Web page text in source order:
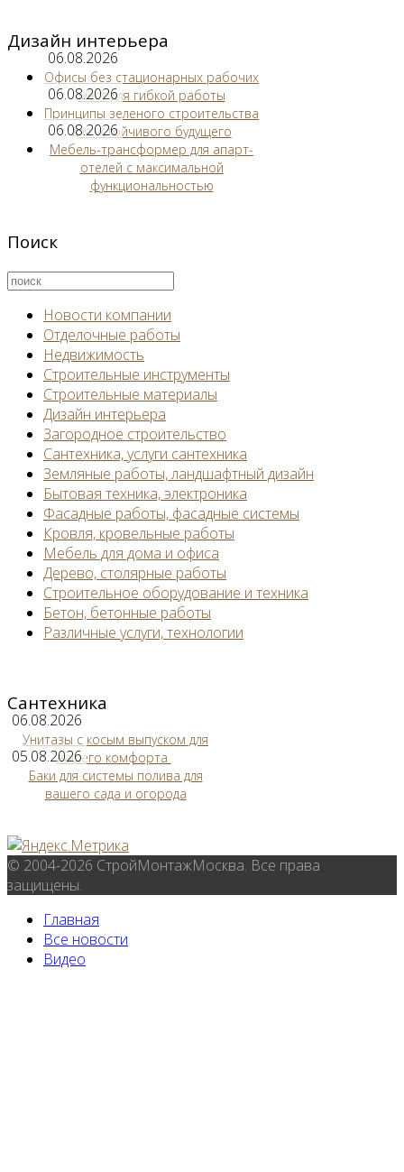
Дизайн интерьера
06.08.2026
Офисы без стационарных рабочих
мест для гибкой работы
06.08.2026
Принципы зеленого строительства
для устойчивого будущего
06.08.2026
Мебель-трансформер для апарт-
отелей с максимальной
функциональностью
Поиск
Новости компании
Отделочные работы
Недвижимость
Строительные инструменты
Строительные материалы
Дизайн интерьера
Загородное строительство
Сантехника, услуги сантехника
Земляные работы, ландшафтный дизайн
Бытовая техника, электроника
Фасадные работы, фасадные системы
Кровля, кровельные работы
Мебель для дома и офиса
Дерево, столярные работы
Строительное оборудование и техника
Бетон, бетонные работы
Различные услуги, технологии
Сантехника
06.08.2026
Унитазы с косым выпуском для
вашего комфорта
05.08.2026
Баки для системы полива для
вашего сада и огорода
© 2004-2026 СтройМонтажМосква. Все права
защищены.
Главная
Все новости
Видео